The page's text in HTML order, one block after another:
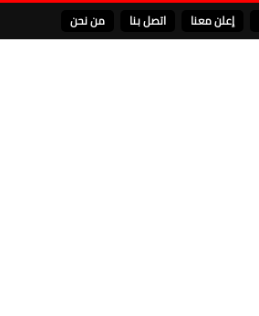
إعلن معنا اتصل بنا من نحن